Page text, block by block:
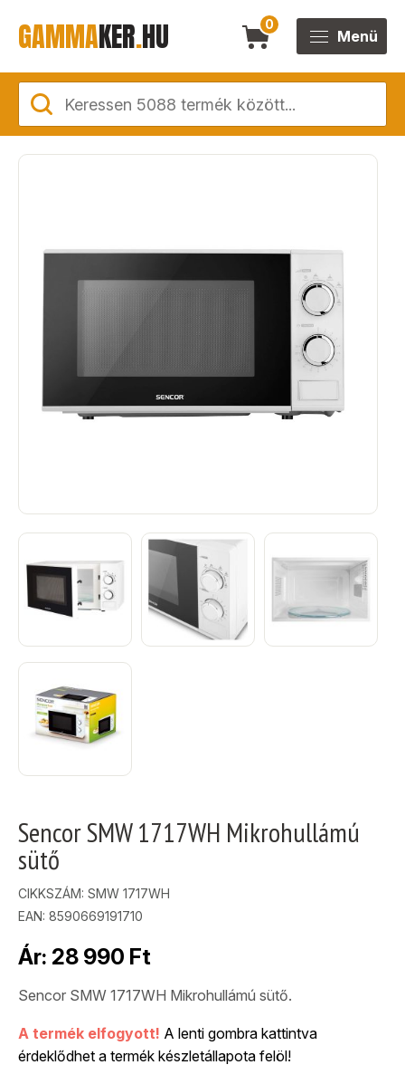
GAMMAKER.HU 0
Menü
Sencor SMW 1717WH Mikrohullámú
sütő
CIKKSZÁM: SMW 1717WH
EAN: 8590669191710
Ár: 28 990 Ft
Sencor SMW 1717WH Mikrohullámú sütő.
A termék elfogyott! A lenti gombra kattintva
érdeklődhet a termék készletállapota felöl!